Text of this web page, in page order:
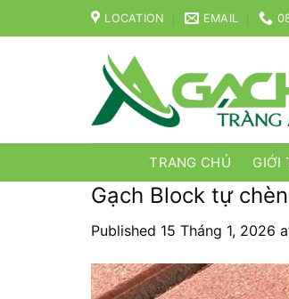
to
LOCATION EMAIL
TRANG CHỦ GIỚI
Gạch Block tự
Published 15 Tháng 1, 2026